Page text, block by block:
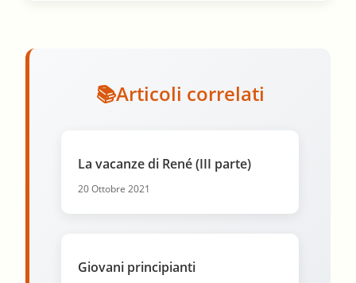
Articoli correlati
La vacanze di René (III parte)
20 Ottobre 2021
Giovani principianti